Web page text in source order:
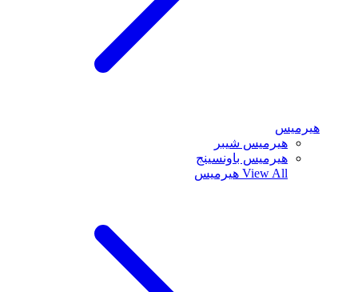
هيرميس
هيرميس شيبر
هيرميس باونسينج
View All هيرميس